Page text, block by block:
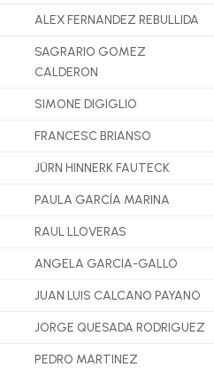
ALEX FERNANDEZ REBULLIDA
SAGRARIO GOMEZ
CALDERON
SIMONE DIGIGLIO
FRANCESC BRIANSO
JÜRN HINNERK FAUTECK
PAULA GARCÍA MARINA
RAUL LLOVERAS
ANGELA GARCIA-GALLO
JUAN LUIS CALCANO PAYANO
JORGE QUESADA RODRIGUEZ
PEDRO MARTINEZ